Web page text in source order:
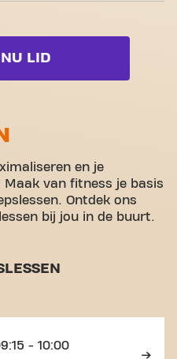
LID
en je
van fitness je basis
Ontdek ons
bij jou in de buurt.
- 10:00